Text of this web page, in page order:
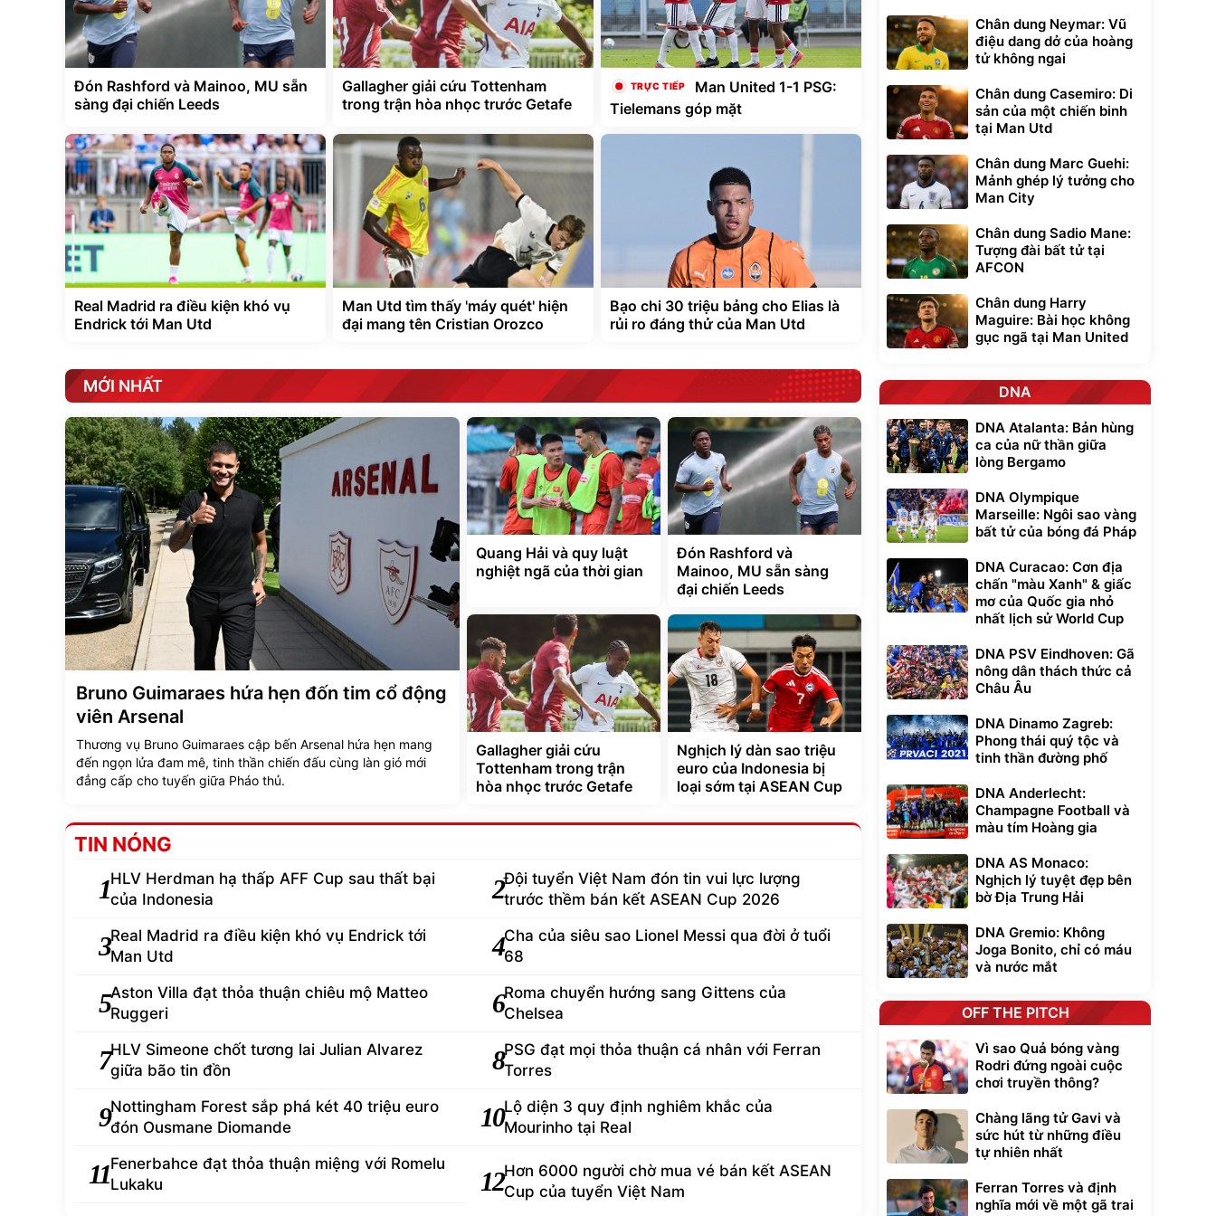
Đón Rashford và Mainoo, MU sẵn
sàng đại chiến Leeds
Gallagher giải cứu Tottenham
trong trận hòa nhọc trước Getafe
Tielemans góp mặt
Real Madrid ra điều kiện khó vụ
Endrick tới Man Utd
Man Utd tìm thấy 'máy quét' hiện
đại mang tên Cristian Orozco
Bạo chi 30 triệu bảng cho Elias là
rủi ro đáng thử của Man Utd
MỚI NHẤT
Bruno Guimaraes hứa hẹn đốn tim cổ động
viên Arsenal
Thương vụ Bruno Guimaraes cập bến Arsenal hứa hẹn mang
đến ngọn lửa đam mê, tinh thần chiến đấu cùng làn gió mới
đẳng cấp cho tuyến giữa Pháo thủ.
Quang Hải và quy luật
nghiệt ngã của thời gian
Đón Rashford và
Mainoo, MU sẵn sàng
đại chiến Leeds
Gallagher giải cứu
Tottenham trong trận
hòa nhọc trước Getafe
Nghịch lý dàn sao triệu
euro của Indonesia bị
loại sớm tại ASEAN Cup
TIN NÓNG
1HLV Herdman hạ thấp AFF Cup sau thất bại
của Indonesia
2Đội tuyển Việt Nam đón tin vui lực lượng
trước thềm bán kết ASEAN Cup 2026
3Real Madrid ra điều kiện khó vụ Endrick tới
Man Utd
4Cha của siêu sao Lionel Messi qua đời ở tuổi
68
5Aston Villa đạt thỏa thuận chiêu mộ Matteo
Ruggeri
6Roma chuyển hướng sang Gittens của
Chelsea
7HLV Simeone chốt tương lai Julian Alvarez
giữa bão tin đồn
8PSG đạt mọi thỏa thuận cá nhân với Ferran
Torres
9Nottingham Forest sắp phá két 40 triệu euro
đón Ousmane Diomande
10Lộ diện 3 quy định nghiêm khắc của
Mourinho tại Real
11Fenerbahce đạt thỏa thuận miệng với Romelu
Lukaku
12Hơn 6000 người chờ mua vé bán kết ASEAN
Cup của tuyển Việt Nam
Chân dung Neymar: Vũ
điệu dang dở của hoàng
tử không ngai
Chân dung Casemiro: Di
sản của một chiến binh
tại Man Utd
Chân dung Marc Guehi:
Mảnh ghép lý tưởng cho
Man City
Chân dung Sadio Mane:
Tượng đài bất tử tại
AFCON
Chân dung Harry
Maguire: Bài học không
gục ngã tại Man United
DNA
DNA Atalanta: Bản hùng
ca của nữ thần giữa
lòng Bergamo
DNA Olympique
Marseille: Ngôi sao vàng
bất tử của bóng đá Pháp
DNA Curacao: Cơn địa
chấn "màu Xanh" & giấc
mơ của Quốc gia nhỏ
nhất lịch sử World Cup
DNA PSV Eindhoven: Gã
nông dân thách thức cả
Châu Âu
DNA Dinamo Zagreb:
Phong thái quý tộc và
tinh thần đường phố
DNA Anderlecht:
Champagne Football và
màu tím Hoàng gia
DNA AS Monaco:
Nghịch lý tuyệt đẹp bên
bờ Địa Trung Hải
DNA Gremio: Không
Joga Bonito, chỉ có máu
và nước mắt
OFF THE PITCH
Vì sao Quả bóng vàng
Rodri đứng ngoài cuộc
chơi truyền thông?
Chàng lãng tử Gavi và
sức hút từ những điều
tự nhiên nhất
Ferran Torres và định
nghĩa mới về một gã trai